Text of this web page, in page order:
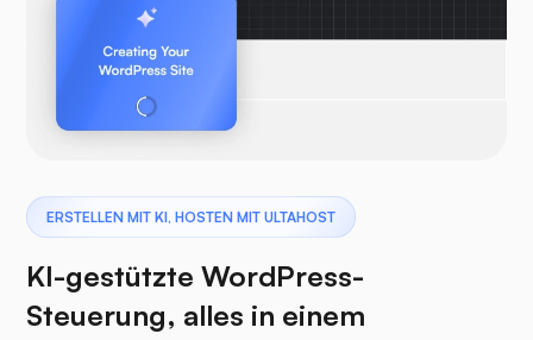
ERSTELLEN MIT KI, HOSTEN MIT ULTAHOST
KI-gestützte WordPress-
Steuerung, alles in einem